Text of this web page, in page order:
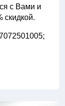
с Вами и
скидкой.